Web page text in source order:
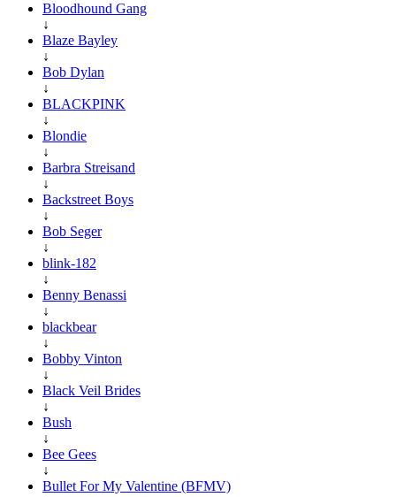
Bloodhound Gang
↓
Blaze Bayley
↓
Bob Dylan
↓
BLACKPINK
↓
Blondie
↓
Barbra Streisand
↓
Backstreet Boys
↓
Bob Seger
↓
blink-182
↓
Benny Benassi
↓
blackbear
↓
Bobby Vinton
↓
Black Veil Brides
↓
Bush
↓
Bee Gees
↓
Bullet For My Valentine (BFMV)